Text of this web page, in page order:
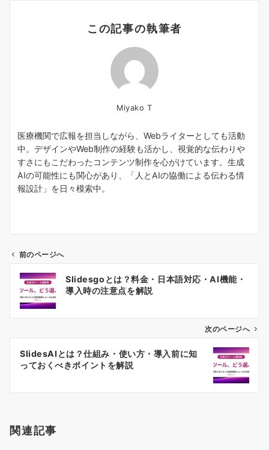
この記事の執筆者
Miyako T
医療機関で広報を担当しながら、Webライターとしても活動
中。デザインやWeb制作の経験も活かし、視覚的な伝わりや
すさにもこだわったコンテンツ制作を心がけています。生成
AIの可能性にも関心があり、「人とAIの協働による伝わる情
報設計」を日々模索中。
ン
前のページへ
Slidesgoとは？料金・日本語対応・AI機能・
導入時の注意点を解説
次のページへ
SlidesAIとは？仕組み・使い方・導入前に知
っておくべきポイントを解説
関連記事